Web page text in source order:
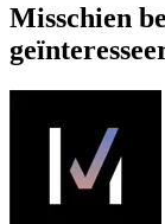
Misschien